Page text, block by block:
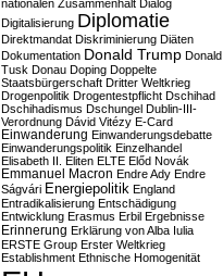
nationalen Zusammenhalt Dialog
Digitalisierung Diplomatie
Direktmandat Diskriminierung Diäten
Dokumentation Donald Trump Donald
Tusk Donau Doping Doppelte
Staatsbürgerschaft Dritter Weltkrieg
Drogenpolitik Drogentestpflicht Dschihad
Dschihadismus Dschungel Dublin-III-
Verordnung Dávid Vitézy E-Card
Einwanderung Einwanderungsdebatte
Einwanderungspolitik Einzelhandel
Elisabeth II. Eliten ELTE Előd Novák
Emmanuel Macron Endre Ady Endre
Ságvári Energiepolitik England
Entradikalisierung Entschädigung
Entwicklung Erasmus Erbil Ergebnisse
Erinnerung Erklärung von Alba Iulia
ERSTE Group Erster Weltkrieg
Establishment Ethnische Homogenität